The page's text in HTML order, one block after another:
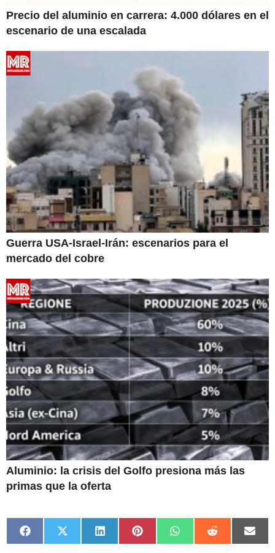
Precio del aluminio en carrera: 4.000 dólares en el
escenario de una escalada
Guerra USA-Israel-Irán: escenarios para el
mercado del cobre
Aluminio: la crisis del Golfo presiona más las
primas que la oferta
CompartirCompartirCompartirCompartirCompartirCompartir